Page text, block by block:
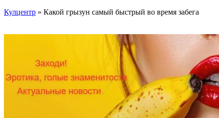
Кулцентр » Какой грызун самый быстрый во время забега